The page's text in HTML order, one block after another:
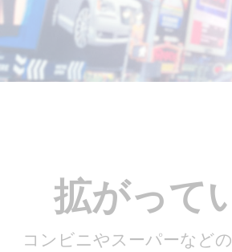
拡がって
コンビニやスーパーなど